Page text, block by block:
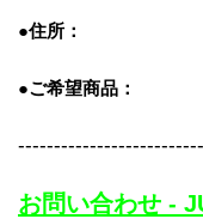
●住所：
●ご希望商品：
お問い合わせ -